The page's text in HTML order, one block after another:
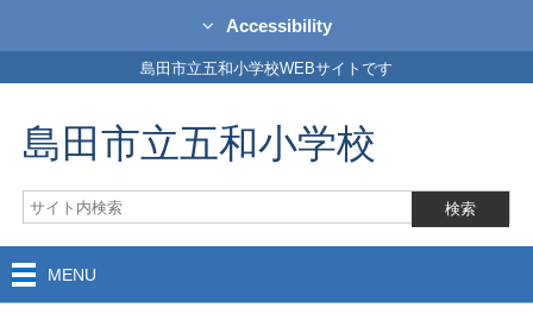
Accessibility
島田市立五和小学校WEBサイトです
島田市立五和小学校
MENU